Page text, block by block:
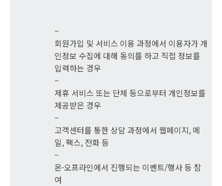
–
회원가입 및 서비스 이용 과정에서 이용자가 개
인정보 수집에 대해 동의를 하고 직접 정보를
입력하는 경우
–
제휴 서비스 또는 단체 등으로부터 개인정보를
제공받은 경우
–
고객센터를 통한 상담 과정에서 웹페이지, 메
일, 팩스, 전화 등
–
온·오프라인에서 진행되는 이벤트/행사 등 참
여